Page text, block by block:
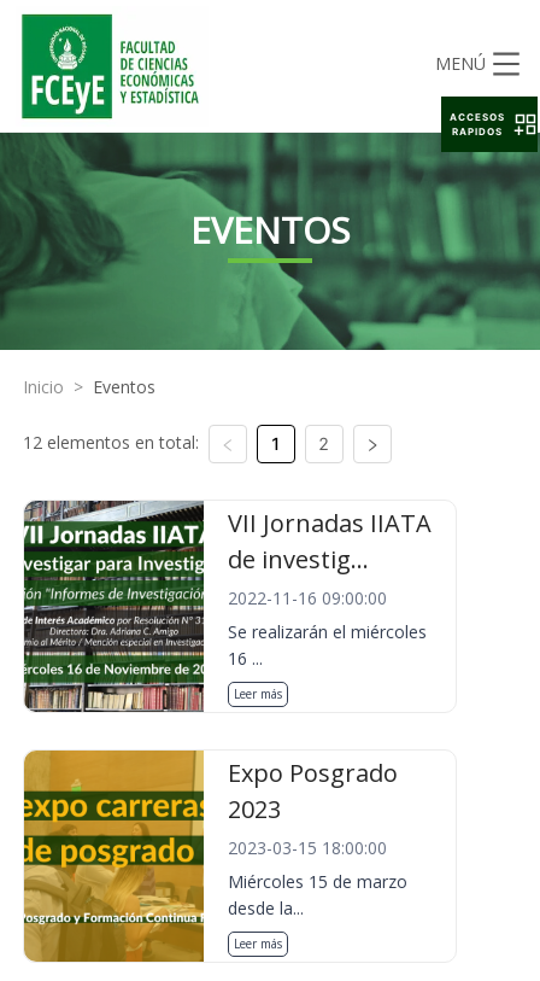
MENÚ
EVENTOS
Inicio > Eventos
12 elementos en total: 1 2
VII Jornadas IIATA
de investig...
2022-11-16 09:00:00
Se realizarán el miércoles
16 ...
Leer más
Expo Posgrado
2023
2023-03-15 18:00:00
Miércoles 15 de marzo
desde la...
Leer más
ACCESOS
RAPIDOS